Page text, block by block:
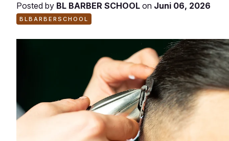
Posted by BL BARBER SCHOOL on Juni 06, 2026
BLBARBERSCHOOL